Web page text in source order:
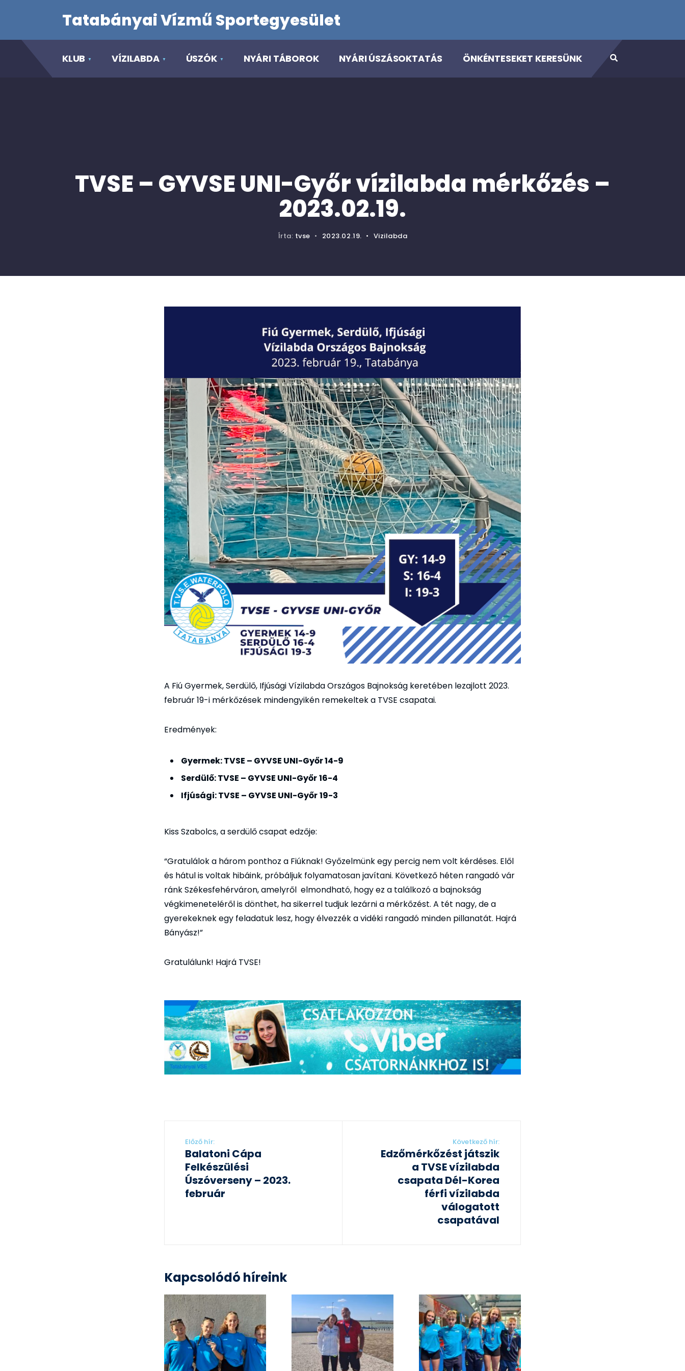
Tatabányai Vízmű Sportegyesület
KLUB VÍZILABDA ÚSZÓK NYÁRI TÁBOROK NYÁRI ÚSZÁSOKTATÁS ÖNKÉNTESEKET KERESÜNK
TVSE – GYVSE UNI-Győr vízilabda mérkőzés –
2023.02.19.
Írta: tvse • 2023.02.19. • Vizilabda
A Fiú Gyermek, Serdülő, Ifjúsági Vízilabda Országos Bajnokság keretében lezajlott 2023.
február 19-i mérkőzések mindengyikén remekeltek a TVSE csapatai.
Eredmények:
Gyermek: TVSE – GYVSE UNI-Győr 14-9
Serdülő:TVSE – GYVSE UNI-Győr16-4
Ifjúsági:TVSE – GYVSE UNI-Győr19-3
Kiss Szabolcs, a serdülő csapat edzője:
“Gratulálok a három ponthoz a Fiúknak! Győzelmünk egy percig nem volt kérdéses. Elől
és hátul is voltak hibáink, próbáljuk folyamatosan javítani. Következő héten rangadó vár
ránk Székesfehérváron, amelyről elmondható, hogy ez a találkozó a bajnokság
végkimeneteléről is dönthet, ha sikerrel tudjuk lezárni a mérkőzést. A tét nagy, de a
gyerekeknek egy feladatuk lesz, hogy élvezzék a vidéki rangadó minden pillanatát. Hajrá
Bányász!”
Gratulálunk! Hajrá TVSE!
Előző hír:
Balatoni Cápa
Felkészülési
Úszóverseny – 2023.
február
Következő hír:
Edzőmérkőzést játszik
a TVSE vízilabda
csapata Dél-Korea
férfi vízilabda
válogatott
csapatával
Kapcsolódó híreink